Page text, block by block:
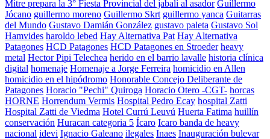
Mitre prepara la 3° Fiesta Provincial del jabalí al asador Guillermo
Jócano guillermo moreno Guillermo Skrt guillermo yanca Guitarras
del Mundo Gustavo Damián González gustavo paleta Gustavo Sol
Hamvides haroldo lebed Hay Alternativa Pat Hay Alternativa
Patagones HCD Patagones HCD Patagones en Stroeder heavy
metal Hector Pipi Telechea herido en el barrio lavalle historia clínica
digital homenaje Homenaje a Jorge Ferreira homicidio en Allen
homicidio en el hipódromo Honorable Concejo Deliberante de
Patagones Horacio "Pechi" Quiroga Horacio Otero -CGT- horcas
HORNE Horrendum Vermis Hospital Pedro Ecay hospital Zatti
Hospital Zatti de Viedma Hotel Currú Leuvú Huerta Fatima huillín
conservación Huracan categoria 5 Ícaro Icaro banda de heavy
nacional idevi Ignacio Galeano ilegales Inaes Inauguración bulevar